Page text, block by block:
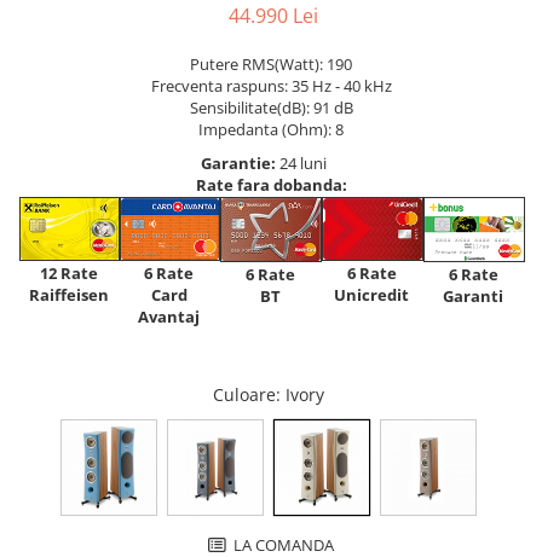
44.990 Lei
Putere RMS(Watt): 190
Frecventa raspuns: 35 Hz - 40 kHz
Sensibilitate(dB): 91 dB
Impedanta (Ohm): 8
Garantie: 24 luni
Rate fara dobanda:
12 Rate
Raiffeisen
6 Rate
Card
Avantaj
6 Rate
BT
6 Rate
Unicredit
6 Rate
Garanti
Culoare: Ivory
LA COMANDA